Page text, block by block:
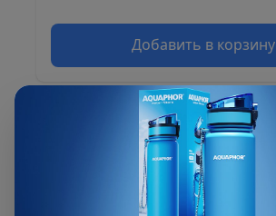
Добавить в корзину
Для систем Осмо Кристалл